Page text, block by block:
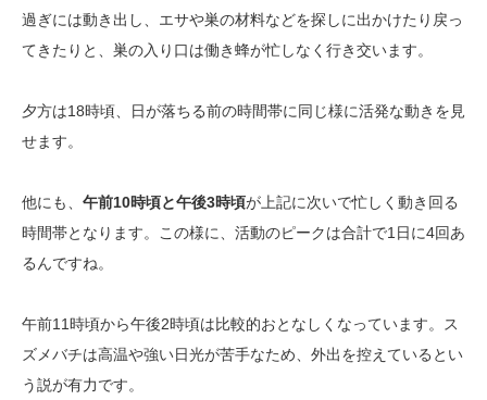
過ぎには動き出し、エサや巣の材料などを探しに出かけたり戻っ
てきたりと、巣の入り口は働き蜂が忙しなく行き交います。
夕方は18時頃、日が落ちる前の時間帯に同じ様に活発な動きを見
せます。
他にも、 午前10時頃と午後3時頃が上記に次いで忙しく動き回る
時間帯となります。この様に、活動のピークは合計で1日に4回あ
るんですね。
午前11時頃から午後2時頃は比較的おとなしくなっています。ス
ズメバチは高温や強い日光が苦手なため、外出を控えているとい
う説が有力です。